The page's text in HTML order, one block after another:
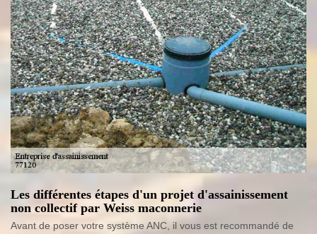
Les différentes étapes d'un projet d'assainissement
non collectif par Weiss maconnerie
Avant de poser votre système ANC, il vous est recommandé de